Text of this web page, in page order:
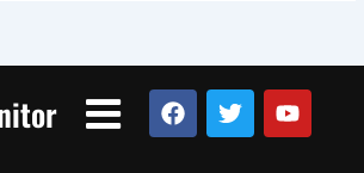
Menu
F
a
T
w
Y
o